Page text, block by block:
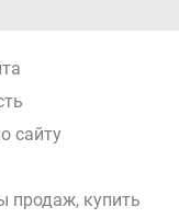
сайту
продаж, купить